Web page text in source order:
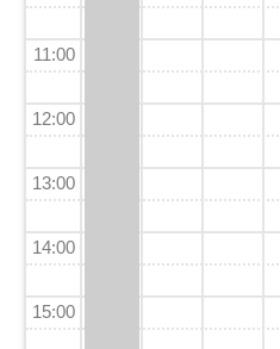
11:00
12:00
13:00
14:00
15:00